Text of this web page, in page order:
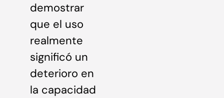
demostrar
que el uso
realmente
significó un
deterioro en
la capacidad